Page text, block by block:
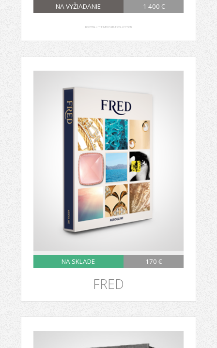
NA VYŽIADANIE 1 400 €
FOOTBALL: THE IMPOSSIBLE COLLECTION
NA SKLADE 170 €
FRED